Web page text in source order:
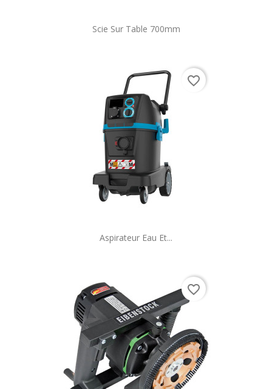
Scie Sur Table 700mm
Aspirateur Eau Et...
favorite_border
favorite_border